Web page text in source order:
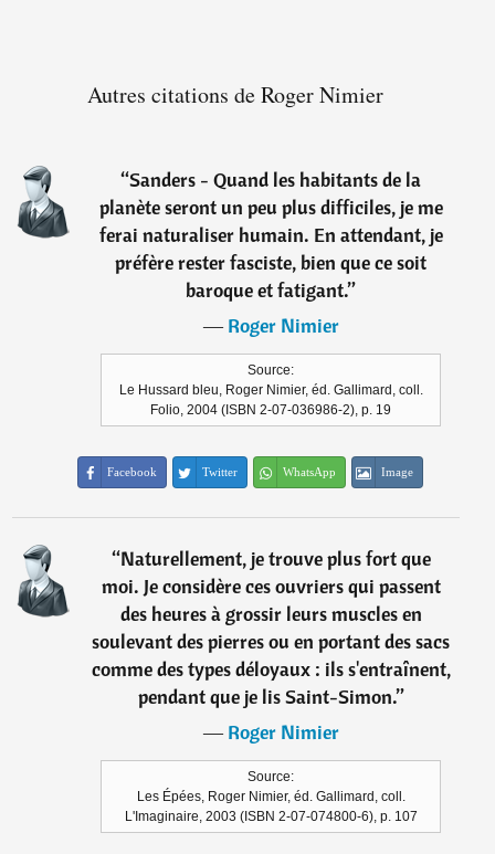
Autres citations de Roger Nimier
“Sanders - Quand les habitants de la
planète seront un peu plus difficiles, je me
ferai naturaliser humain. En attendant, je
préfère rester fasciste, bien que ce soit
baroque et fatigant.”
―Roger Nimier
Source:
Le Hussard bleu, Roger Nimier, éd. Gallimard, coll.
Folio, 2004 (ISBN 2-07-036986-2), p. 19
Facebook Twitter WhatsApp Image
“Naturellement, je trouve plus fort que
moi. Je considère ces ouvriers qui passent
des heures à grossir leurs muscles en
soulevant des pierres ou en portant des sacs
comme des types déloyaux : ils s'entraînent,
pendant que je lis Saint-Simon.”
―Roger Nimier
Source:
Les Épées, Roger Nimier, éd. Gallimard, coll.
L'Imaginaire, 2003 (ISBN 2-07-074800-6), p. 107